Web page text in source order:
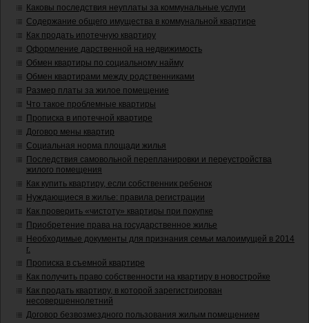
Каковы последствия неуплаты за коммунальные услуги
Содержание общего имущества в коммунальной квартире
Как продать ипотечную квартиру
Оформление дарственной на недвижимость
Обмен квартиры по социальному найму
Обмен квартирами между родственниками
Размер платы за жилое помещение
Что такое проблемные квартиры
Прописка в ипотечной квартире
Договор мены квартир
Социальная норма площади жилья
Последствия самовольной перепланировки и переустройства
жилого помещения
Как купить квартиру, если собственник ребенок
Нуждающиеся в жилье: правила регистрации
Как проверить «чистоту» квартиры при покупке
Приобретение права на государственное жилье
Необходимые документы для признания семьи малоимущей в 2014
г.
Прописка в съемной квартире
Как получить право собственности на квартиру в новостройке
Как продать квартиру, в которой зарегистрирован
несовершеннолетний
Договор безвозмездного пользования жилым помещением